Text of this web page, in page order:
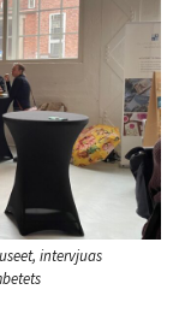
intervjuas